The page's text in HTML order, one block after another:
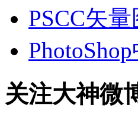
PSCC矢
关注大神微